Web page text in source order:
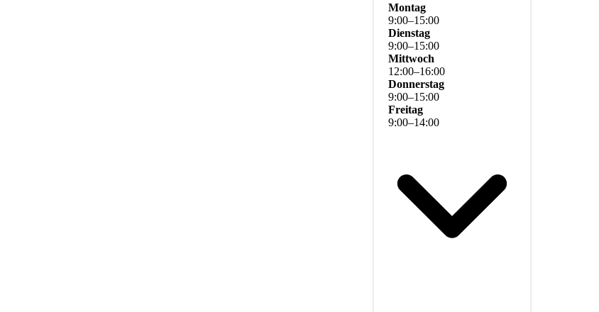
Montag
9:00–15:00
Dienstag
9:00–15:00
Mittwoch
12:00–16:00
Donnerstag
9:00–15:00
Freitag
9:00–14:00